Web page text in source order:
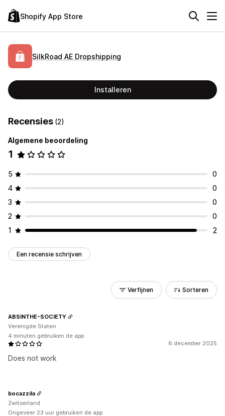
Shopify App Store
SilkRoad AE Dropshipping
Installeren
Recensies (2)
Algemene beoordeling
1
5
0
4
0
3
0
2
0
1
2
Een recensie schrijven
Verfijnen Sorteren
6 december 2025
Does not work
ABSINTHE-SOCIETY
Verenigde Staten
4 minuten gebruiken de app
bocazzila
Zwitserland
Ongeveer 23 uur gebruiken de app